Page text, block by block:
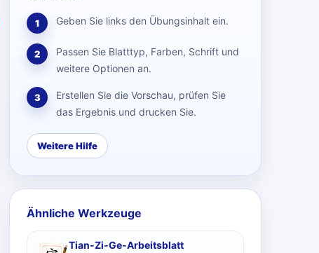
1 Geben Sie links den Übungsinhalt ein.
2
Passen Sie Blatttyp, Farben, Schrift und
weitere Optionen an.
3
Erstellen Sie die Vorschau, prüfen Sie
das Ergebnis und drucken Sie.
Weitere Hilfe
Ähnliche Werkzeuge
Tian-Zi-Ge-Arbeitsblatt